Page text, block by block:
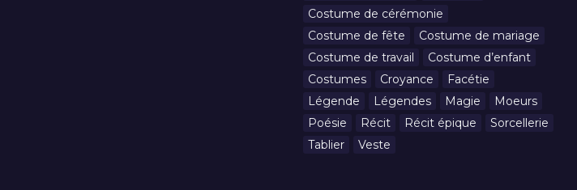
Costume de cérémonie
Costume de fête
Costume de mariage
Costume de travail
Costume d’enfant
Costumes
Croyance
Facétie
Légende
Légendes Magie
Moeurs
Poésie
Récit Récit épique
Sorcellerie
Tablier
Veste